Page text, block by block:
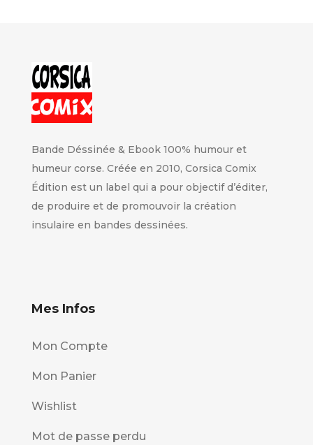
Bande Déssinée & Ebook 100% humour et
humeur corse. Créée en 2010, Corsica Comix
Édition est un label qui a pour objectif d’éditer,
de produire et de promouvoir la création
insulaire en bandes dessinées.
Mes Infos
Mon Compte
Mon Panier
Wishlist
Mot de passe perdu